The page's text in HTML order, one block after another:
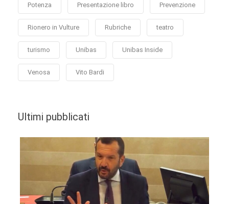
Potenza Presentazione libro Prevenzione
Rionero in Vulture Rubriche teatro
turismo Unibas Unibas Inside
Venosa Vito Bardi
Ultimi pubblicati